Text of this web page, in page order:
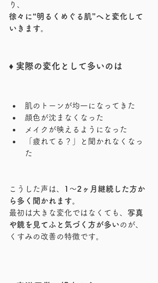
り、
徐々に“明るくめぐる肌”へと変化して
いきます。
♦︎ 実際の変化として多いのは
肌のトーンが均一になってきた
顔色が沈まなくなった
メイクが映えるようになった
「疲れてる？」と聞かれなくなっ
た
こうした声は、
1〜2ヶ月継続した方か
ら多く聞かれます。
最初は大きな変化ではなくても、 写真
や鏡を見てふと気づく方が多いのが、
くすみの改善の特徴です。